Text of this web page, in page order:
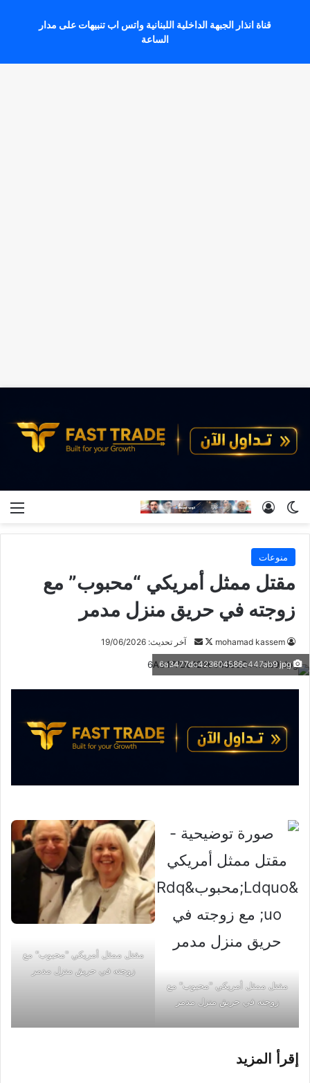
قناة انذار الجبهة الداخلية اللبنانية واتس اب تنبيهات على مدار
الساعة
الوضع المظلم
تسجيل الدخول
منوعات
مقتل ممثل أمريكي “محبوب” مع
زوجته في حريق منزل مدمر
mohamad kassem
تابع
X
أرسل
إلكترونيا
آخر تحديث: 19/06/2026
6a3477dc423604586c447ab9 jpg
مقتل ممثل أمريكي "محبوب" مع
زوجته في حريق منزل مدمر
مقتل ممثل أمريكي "محبوب" مع
زوجته في حريق منزل مدمر
إقرأ المزيد